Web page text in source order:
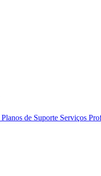
Planos de Suporte Serviços